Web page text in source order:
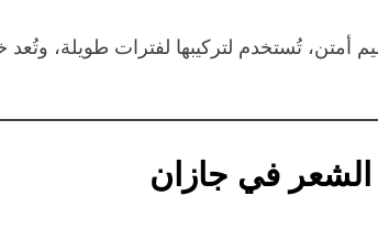
تُستخدم لتركيبها لفترات طويلة، وتُعد
الشعر في جازان